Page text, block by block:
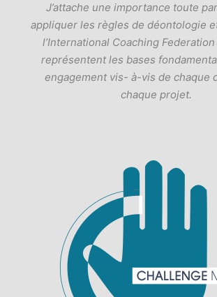
J’attache une importance toute
appliquer les règles de déontologie
l’International Coaching
représentent les bases
engagement vis- à-vis de chaque
chaque projet.